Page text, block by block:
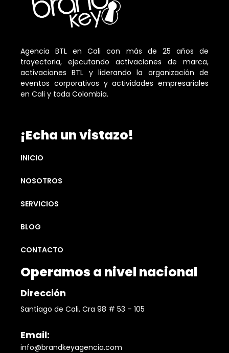
Agencia BTL en Cali con más de 25 años de
trayectoria, ejecutando activaciones de marca,
activaciones BTL y liderando la organización de
eventos corporativos y actividades empresariales
en Cali y toda Colombia.
¡Echa un vistazo!
INICIO
NOSOTROS
SERVICIOS
BLOG
CONTACTO
Operamos a nivel nacional
Dirección
Santiago de Cali, Cra 98 # 53 – 105
Email:
info@brandkeyagencia.com